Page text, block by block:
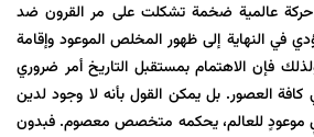
عالمية ضخمة تشكلت على مر القرون ضد
في النهاية إلى ظهور المخلص الموعود وإقامة
فإن الاهتمام بمستقبل التاريخ أمر ضروري
العصور. بل يمكن القول بأنه لا وجود لدين
موعودٍ للعالم، يحكمه متخصص معصوم. فبدون